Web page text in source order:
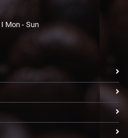
Ӏ Mon - Sun